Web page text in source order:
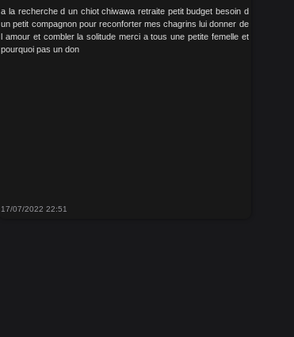
a la recherche d un chiot chiwawa retraite petit budget besoin d
un petit compagnon pour reconforter mes chagrins lui donner de
l amour et combler la solitude merci a tous une petite femelle et
pourquoi pas un don
17/07/2022 22:51